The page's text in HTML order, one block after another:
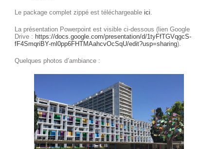
Le package complet zippé est téléchargeable ici.
La présentation Powerpoint est visible ci-dessous (lien Google
Drive : https://docs.google.com/presentation/d/1tyFfTGVqgcS-
fF4SmqriBY-ml0pp6FHTMAahcvOcSqU/edit?usp=sharing).
Quelques photos d’ambiance :